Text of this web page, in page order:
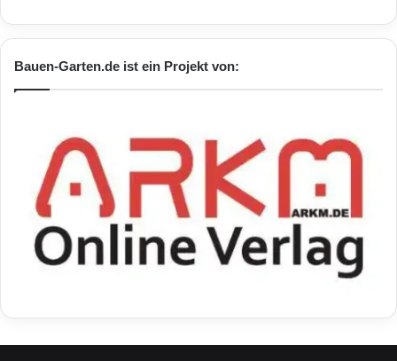
Bauen-Garten.de ist ein Projekt von: